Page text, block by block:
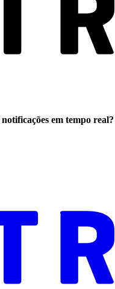
notificações em tempo real?